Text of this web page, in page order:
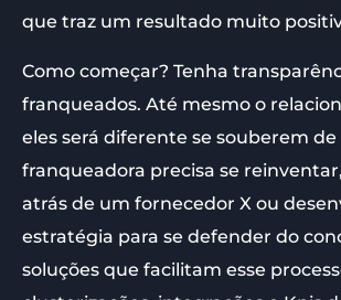
que traz um resultado muito
Como começar? Tenha
franqueados. Até mesmo o
eles será diferente se souberem de
franqueadora precisa se
atrás de um fornecedor X ou
estratégia para se defender do
soluções que facilitam esse